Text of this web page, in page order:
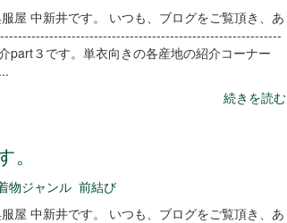
屋 中新井です。 いつも、ブログをご覧頂き、あ
part３です。単衣向きの各産地の紹介コーナー
続きを読む
物ジャンル 前結び
屋 中新井です。 いつも、ブログをご覧頂き、あ